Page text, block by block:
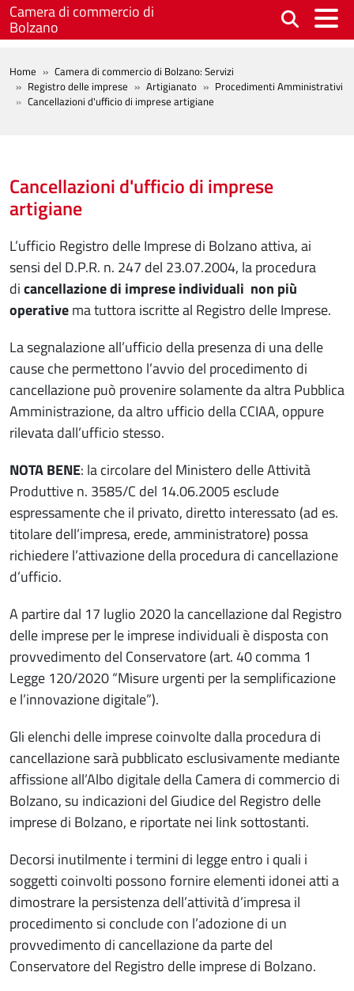
Salta al contenuto principale
Camera di commercio di
Bolzano
BREADCRUMB
Home
Camera di commercio di Bolzano: Servizi
Registro delle imprese
Artigianato
Procedimenti Amministrativi
Cancellazioni d'ufficio di imprese artigiane
Cancellazioni d'ufficio di imprese
artigiane
L’ufficio Registro delle Imprese di Bolzano attiva, ai
sensi del D.P.R. n. 247 del 23.07.2004, la procedura
dicancellazione di imprese individuali non più
operativema tuttora iscritte al Registro delle Imprese.
La segnalazione all’ufficio della presenza di una delle
cause che permettono l’avvio del procedimento di
cancellazione può provenire solamente da altra Pubblica
Amministrazione, da altro ufficio della CCIAA, oppure
rilevata dall’ufficio stesso.
NOTA BENE: la circolare del Ministero delle Attività
Produttive n. 3585/C del 14.06.2005 esclude
espressamente che il privato, diretto interessato (ad es.
titolare dell’impresa, erede, amministratore) possa
richiedere l’attivazione della procedura di cancellazione
d’ufficio.
A partire dal 17 luglio 2020 la cancellazione dal Registro
delle imprese per le imprese individuali è disposta con
provvedimento del Conservatore (art. 40 comma 1
Legge 120/2020 “Misure urgenti per la semplificazione
e l’innovazione digitale”).
Gli elenchi delle imprese coinvolte dalla procedura di
cancellazione sarà pubblicato esclusivamente mediante
affissione all’Albo digitale della Camera di commercio di
Bolzano, su indicazioni del Giudice del Registro delle
imprese di Bolzano, e riportate nei link sottostanti.
Decorsi inutilmente i termini di legge entro i quali i
soggetti coinvolti possono fornire elementi idonei atti a
dimostrare la persistenza dell’attività d’impresa il
procedimento si conclude con l’adozione di un
provvedimento di cancellazione da parte del
Conservatore del Registro delle imprese di Bolzano.